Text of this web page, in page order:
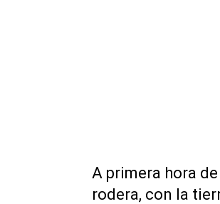
A primera hora
rodera, con la